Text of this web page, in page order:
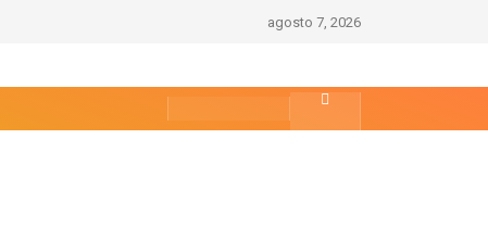
agosto 7, 2026